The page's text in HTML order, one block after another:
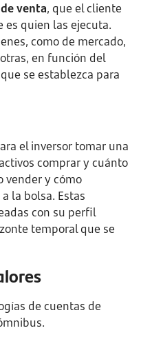
venta, que el cliente
quien las ejecuta.
como de mercado,
en función del
se establezca para
el inversor tomar una
comprar y cuánto
vender y cómo
la bolsa. Estas
con su perfil
temporal que se
de cuentas de